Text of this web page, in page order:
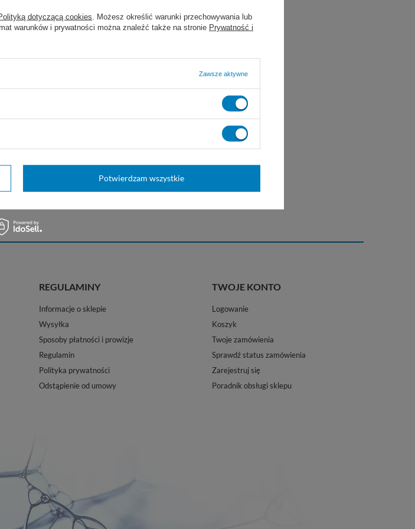
REGULAMINY
Informacje o sklepie
Wysyłka
Sposoby płatności i prowizje
Regulamin
Polityka prywatności
Odstąpienie od umowy
TWOJE KONTO
Logowanie
Koszyk
Twoje zamówienia
Sprawdź status zamówienia
Zarejestruj się
Poradnik obsługi sklepu
dotyczącą cookies . Możesz określić warunki przechowywania lub
warunków i prywatności można znaleźć także na stronie Prywatność i
Zawsze aktywne
Potwierdzam wszystkie